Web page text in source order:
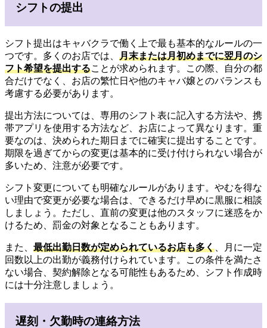
シフトの提出
シフト提出はキャバクラで働く上で最も基本的なルールの一
つです。多くのお店では、 月末または月初めまでに翌月のシ
フト希望を提出することが求められます。この際、自分の都
合だけでなく、お店の繁忙日や他のキャバ嬢とのバランスも
考慮する必要があります。
提出方法については、専用のシフト表に記入する方法や、携
帯アプリを使用する方法など、お店によって異なります。重
要なのは、決められた期日までに確実に提出することです。
期限を過ぎてからの変更は基本的に受け付けられない場合が
多いため、注意が必要です。
シフト変更についても明確なルールがあります。やむを得な
い理由で変更が必要な場合は、できるだけ早めに黒服に相談
しましょう。ただし、直前の変更は他のスタッフに迷惑をか
けるため、罰金の対象となることもあります。
また、 最低出勤日数が定められているお店も多く 、月に一定
回数以上の出勤が義務付けられています。この条件を満たさ
ない場合、契約解除となる可能性もあるため、シフト作成時
には十分注意しましょう。
遅刻・欠勤時の連絡方法